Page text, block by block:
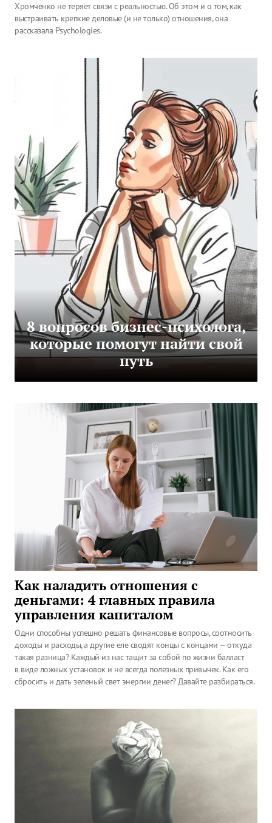
Хромченко не теряет связи с реальностью. Об этом и о том, как
выстраивать крепкие деловые (и не только) отношения, она
рассказала Psychologies.
8 вопросов бизнес-психолога,
которые помогут найти свой
путь
Как наладить отношения с
деньгами: 4 главных правила
управления капиталом
Одни способны успешно решать финансовые вопросы, соотносить
доходы и расходы, а другие еле сводят концы с концами — откуда
такая разница? Каждый из нас тащит за собой по жизни балласт
в виде ложных установок и не всегда полезных привычек. Как его
сбросить и дать зеленый свет энергии денег? Давайте разбираться.